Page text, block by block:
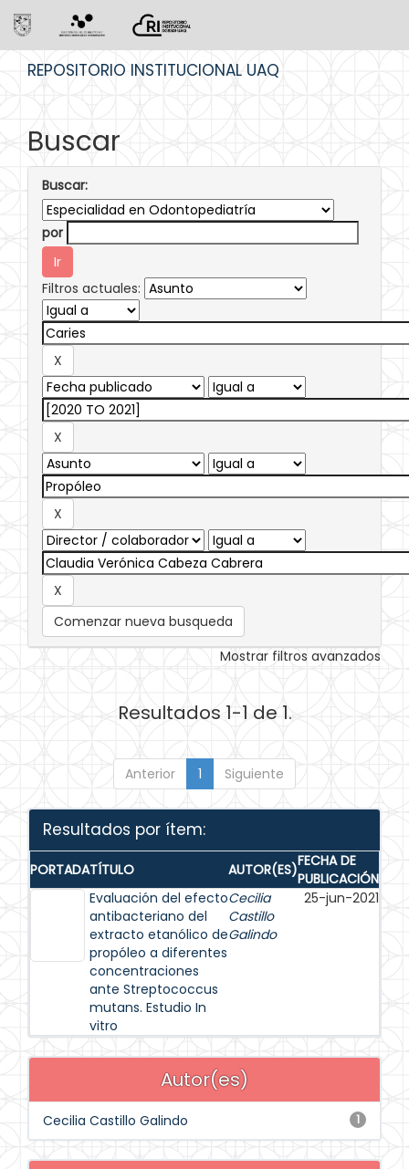
REPOSITORIO INSTITUCIONAL UAQ
Buscar
Buscar:
por
Filtros actuales:
Comenzar nueva busqueda
Mostrar filtros avanzados
Resultados 1-1 de 1.
Anterior 1 Siguiente
Resultados por ítem:
PORTADATÍTULO AUTOR(ES)FECHA DE
PUBLICACIÓN
Evaluación del efecto
antibacteriano del
extracto etanólico de
propóleo a diferentes
concentraciones
ante Streptococcus
mutans. Estudio In
vitro
Cecilia
Castillo
Galindo
25-jun-2021
Autor(es)
1
Cecilia Castillo Galindo